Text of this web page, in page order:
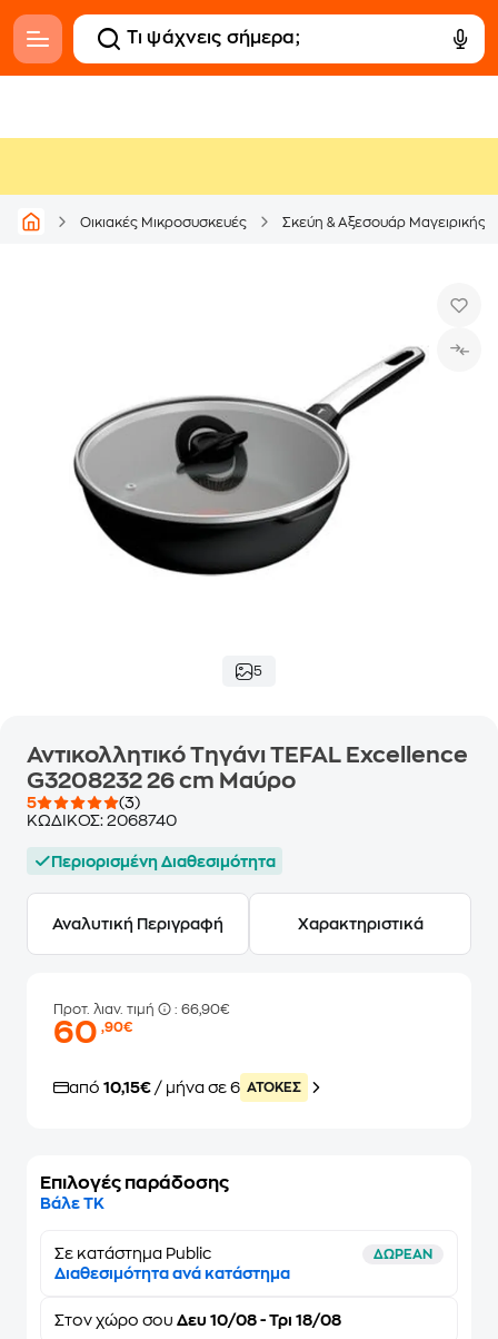
Οικιακές Μικροσυσκευές Σκεύη & Αξεσουάρ Μαγειρικής
5
Αντικολλητικό Τηγάνι TEFAL Excellence
G3208232 26 cm Μαύρο
5
(3)
ΚΩΔΙΚΟΣ: 2068740
Περιορισμένη Διαθεσιμότητα
Αναλυτική Περιγραφή Χαρακτηριστικά
Προτ. λιαν. τιμή : 66,90€
60,90€
από 10,15€ / μήνα σε 6 ATOKEΣ
Επιλογές παράδοσης
Βάλε ΤΚ
Σε κατάστημα Public ΔΩΡΕΑΝ
Διαθεσιμότητα ανά κατάστημα
Στον χώρο σου Δευ 10/08 - Τρι 18/08